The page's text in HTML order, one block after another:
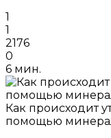
1
1
2176
0
6 мин.
Как происходит
помощью